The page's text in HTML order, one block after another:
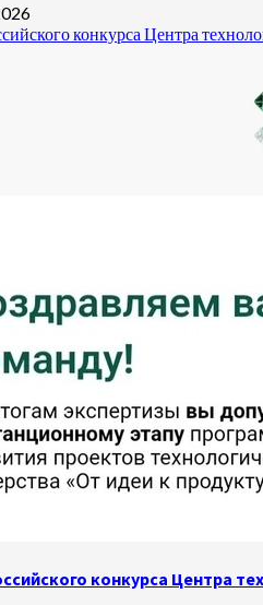
конкурса Центра
конкурса Центра